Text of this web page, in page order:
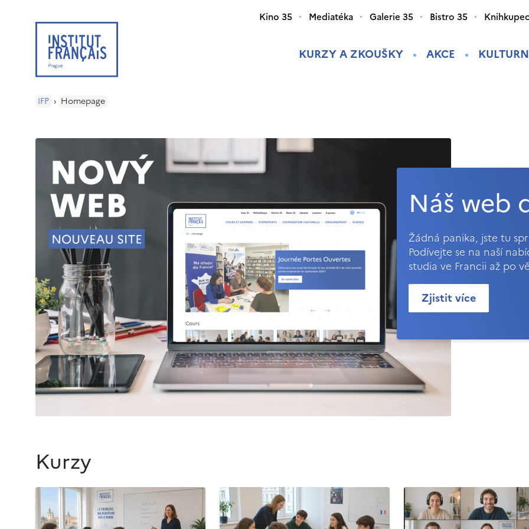
KURZY A ZKOUŠKY AKCE
Kino 35 Mediatéka Galerie 35 Bistro 35
IFP › Homepage
Náš web
Žádná panika, jste tu
Podívejte se na naší
studia ve Francii až po
Zjistit více
Kurzy